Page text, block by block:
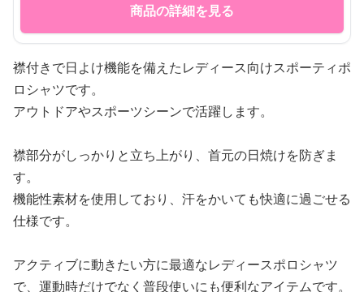
商品の詳細を見る
襟付きで日よけ機能を備えたレディース向けスポーティポ
ロシャツです。
アウトドアやスポーツシーンで活躍します。
襟部分がしっかりと立ち上がり、首元の日焼けを防ぎま
す。
機能性素材を使用しており、汗をかいても快適に過ごせる
仕様です。
アクティブに動きたい方に最適なレディースポロシャツ
で、運動時だけでなく普段使いにも便利なアイテムです。